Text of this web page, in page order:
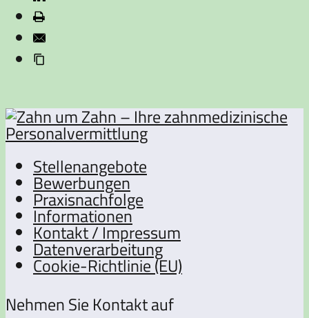
Stellenangebote
Bewerbungen
Praxisnachfolge
Informationen
Kontakt / Impressum
Datenverarbeitung
Cookie-Richtlinie (EU)
Nehmen Sie Kontakt auf